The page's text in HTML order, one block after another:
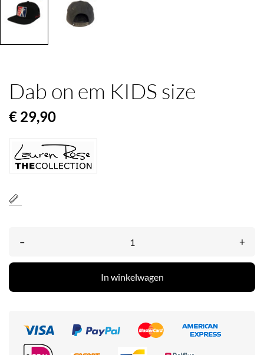
Dab on em KIDS size
€ 29,90
– +
In winkelwagen